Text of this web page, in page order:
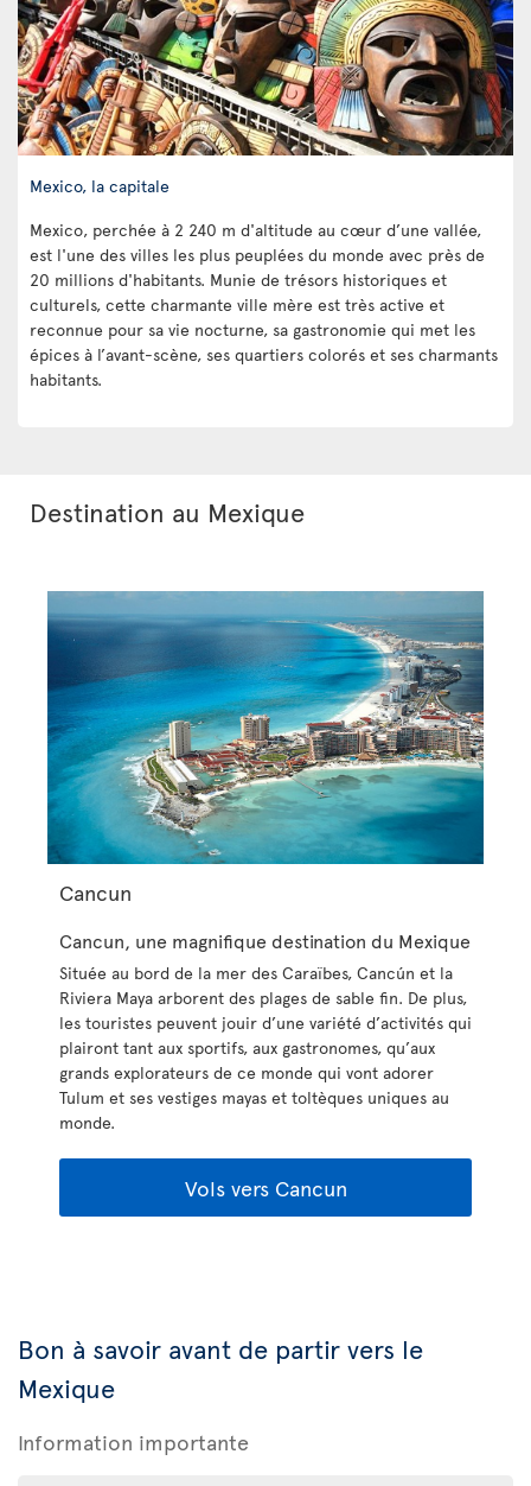
Mexico, la capitale
Mexico, perchée à 2 240 m d'altitude au cœur d’une vallée,
est l'une des villes les plus peuplées du monde avec près de
20 millions d'habitants. Munie de trésors historiques et
culturels, cette charmante ville mère est très active et
reconnue pour sa vie nocturne, sa gastronomie qui met les
épices à l’avant-scène, ses quartiers colorés et ses charmants
habitants.
Destination au Mexique
Cancun
Cancun, une magnifique destination du Mexique
Située au bord de la mer des Caraïbes, Cancún et la
Riviera Maya arborent des plages de sable fin. De plus,
les touristes peuvent jouir d’une variété d’activités qui
plairont tant aux sportifs, aux gastronomes, qu’aux
grands explorateurs de ce monde qui vont adorer
Tulum et ses vestiges mayas et toltèques uniques au
monde.
Vols vers Cancun
Bon à savoir avant de partir vers le
Mexique
Information importante